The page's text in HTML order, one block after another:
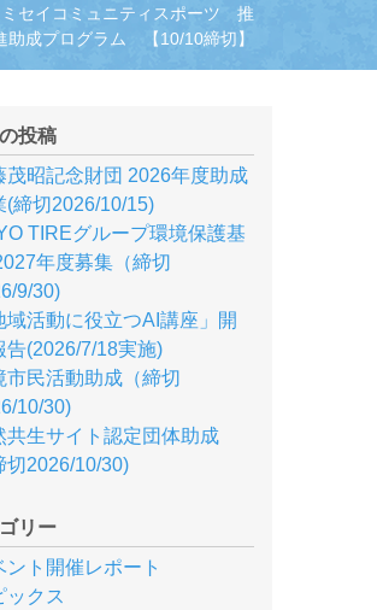
ミセイコミュニティスポーツ 推
助成プログラム 【10/10締切】
投稿
茂昭記念財団 2026年度助成
(締切2026/10/15)
TIREグループ環境保護基
年度募集（締切
9/30)
域活動に役立つAI講座」開
告(2026/7/18実施)
市民活動助成（締切
10/30)
共生サイト認定団体助成
切2026/10/30)
リー
ント開催レポート
ックス